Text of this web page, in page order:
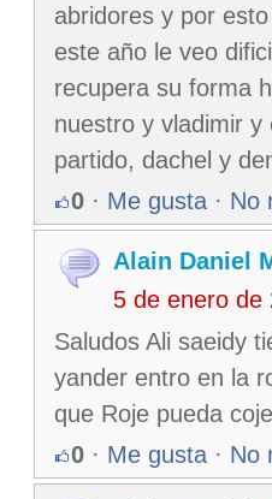
abridores y por
este año le veo
recupera su forma
nuestro y vladimir
partido, dachel y
0 · Me gusta · No
Alain Daniel
5 de enero de
Saludos Ali saeidy
yander entro en la
que Roje pueda
0 · Me gusta · No